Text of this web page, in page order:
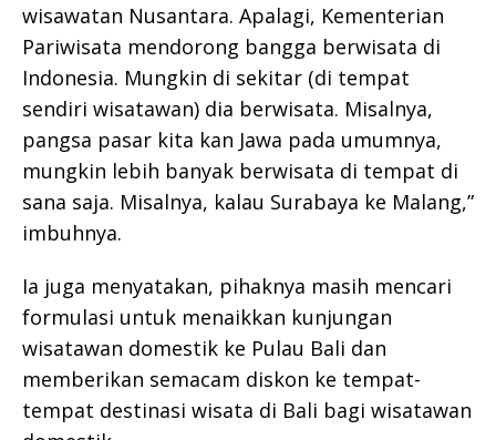
wisawatan Nusantara. Apalagi, Kementerian
Pariwisata mendorong bangga berwisata di
Indonesia. Mungkin di sekitar (di tempat
sendiri wisatawan) dia berwisata. Misalnya,
pangsa pasar kita kan Jawa pada umumnya,
mungkin lebih banyak berwisata di tempat di
sana saja. Misalnya, kalau Surabaya ke Malang,”
imbuhnya.
Ia juga menyatakan, pihaknya masih mencari
formulasi untuk menaikkan kunjungan
wisatawan domestik ke Pulau Bali dan
memberikan semacam diskon ke tempat-
tempat destinasi wisata di Bali bagi wisatawan